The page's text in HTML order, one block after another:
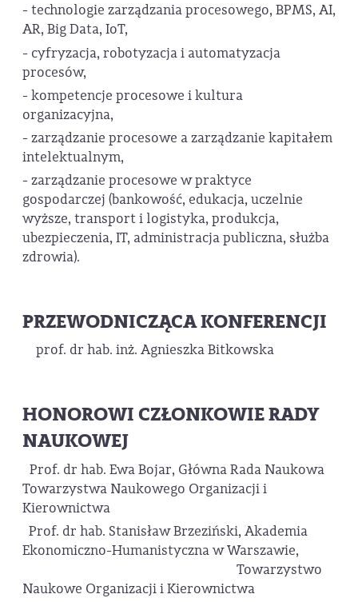
- technologie zarządzania procesowego, BPMS, AI,
AR, Big Data, IoT,
- cyfryzacja, robotyzacja i automatyzacja
procesów,
- kompetencje procesowe i kultura
organizacyjna,
- zarządzanie procesowe a zarządzanie kapitałem
intelektualnym,
- zarządzanie procesowe w praktyce
gospodarczej (bankowość, edukacja, uczelnie
wyższe, transport i logistyka, produkcja,
ubezpieczenia, IT, administracja publiczna, służba
zdrowia).
PRZEWODNICZĄCA KONFERENCJI
prof. dr hab. inż. Agnieszka Bitkowska
HONOROWI CZŁONKOWIE RADY
NAUKOWEJ
Prof. dr hab. Ewa Bojar, Główna Rada Naukowa
Towarzystwa Naukowego Organizacji i
Kierownictwa
Prof. dr hab. Stanisław Brzeziński, Akademia
Ekonomiczno-Humanistyczna w Warszawie,
Towarzystwo
Naukowe Organizacji i Kierownictwa